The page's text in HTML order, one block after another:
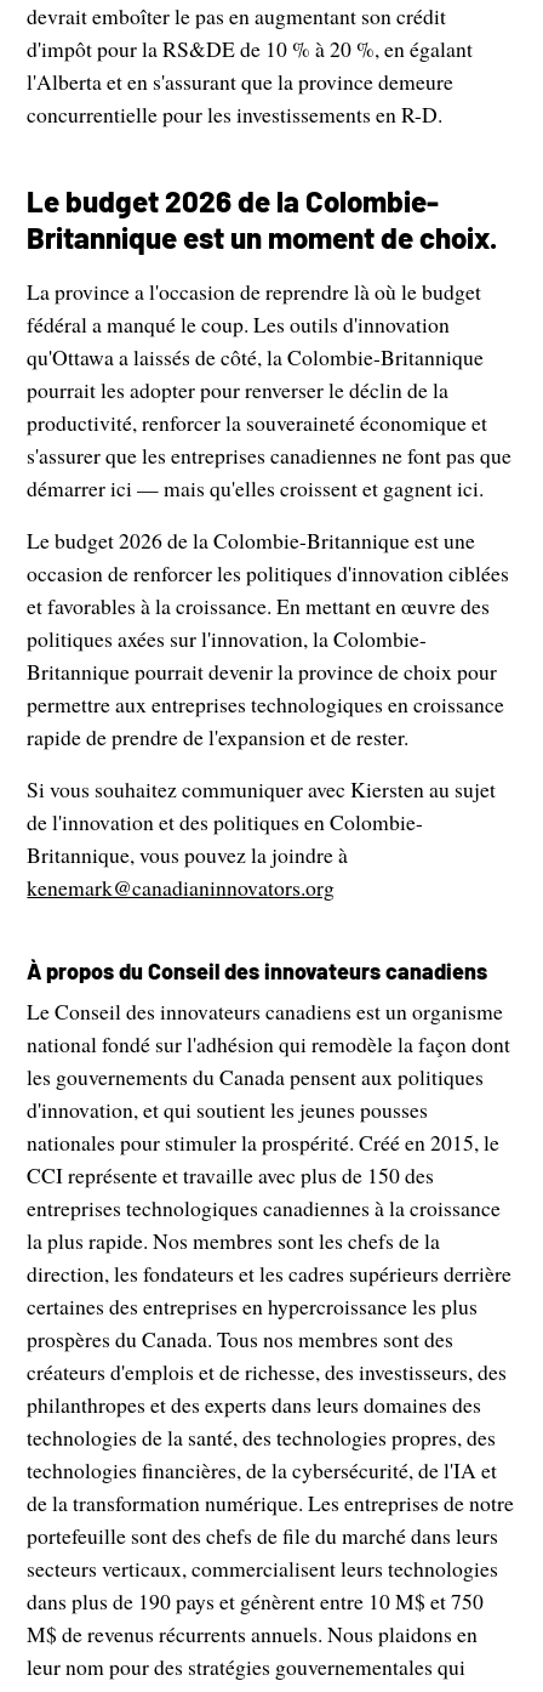
devrait emboîter le pas en augmentant son crédit
d'impôt pour la RS&DE de 10 % à 20 %, en égalant
l'Alberta et en s'assurant que la province demeure
concurrentielle pour les investissements en R-D.
Le budget 2026 de la Colombie-
Britannique est un moment de choix.
La province a l'occasion de reprendre là où le budget
fédéral a manqué le coup. Les outils d'innovation
qu'Ottawa a laissés de côté, la Colombie-Britannique
pourrait les adopter pour renverser le déclin de la
productivité, renforcer la souveraineté économique et
s'assurer que les entreprises canadiennes ne font pas que
démarrer ici — mais qu'elles croissent et gagnent ici.
Le budget 2026 de la Colombie-Britannique est une
occasion de renforcer les politiques d'innovation ciblées
et favorables à la croissance. En mettant en œuvre des
politiques axées sur l'innovation, la Colombie-
Britannique pourrait devenir la province de choix pour
permettre aux entreprises technologiques en croissance
rapide de prendre de l'expansion et de rester.
Si vous souhaitez communiquer avec Kiersten au sujet
de l'innovation et des politiques en Colombie-
Britannique, vous pouvez la joindre à
kenemark@canadianinnovators.org
À propos du Conseil des innovateurs canadiens
Le Conseil des innovateurs canadiens est un organisme
national fondé sur l'adhésion qui remodèle la façon dont
les gouvernements du Canada pensent aux politiques
d'innovation, et qui soutient les jeunes pousses
nationales pour stimuler la prospérité. Créé en 2015, le
CCI représente et travaille avec plus de 150 des
entreprises technologiques canadiennes à la croissance
la plus rapide. Nos membres sont les chefs de la
direction, les fondateurs et les cadres supérieurs derrière
certaines des entreprises en hypercroissance les plus
prospères du Canada. Tous nos membres sont des
créateurs d'emplois et de richesse, des investisseurs, des
philanthropes et des experts dans leurs domaines des
technologies de la santé, des technologies propres, des
technologies financières, de la cybersécurité, de l'IA et
de la transformation numérique. Les entreprises de notre
portefeuille sont des chefs de file du marché dans leurs
secteurs verticaux, commercialisent leurs technologies
dans plus de 190 pays et génèrent entre 10 M$ et 750
M$ de revenus récurrents annuels. Nous plaidons en
leur nom pour des stratégies gouvernementales qui